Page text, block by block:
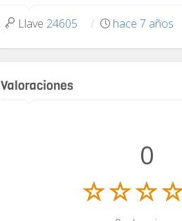
Llave 24605 hace 7 años
Valoraciones
0